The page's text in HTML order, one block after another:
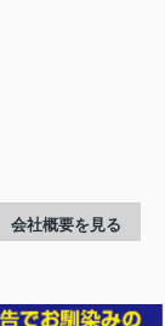
会社概要を見る